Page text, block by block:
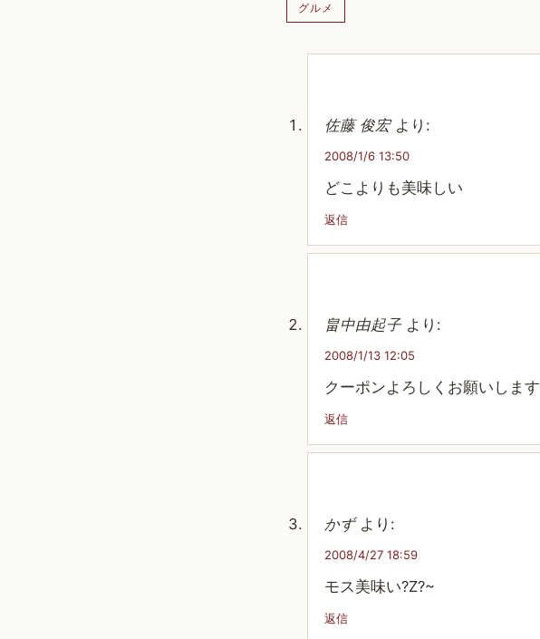
グルメ
佐藤 俊宏 より:
2008/1/6 13:50
どこよりも美味しい
返信
畠中由起子 より:
2008/1/13 12:05
クーポンよろしくお願いします
返信
かず より:
2008/4/27 18:59
モス美味い?Z?~
返信